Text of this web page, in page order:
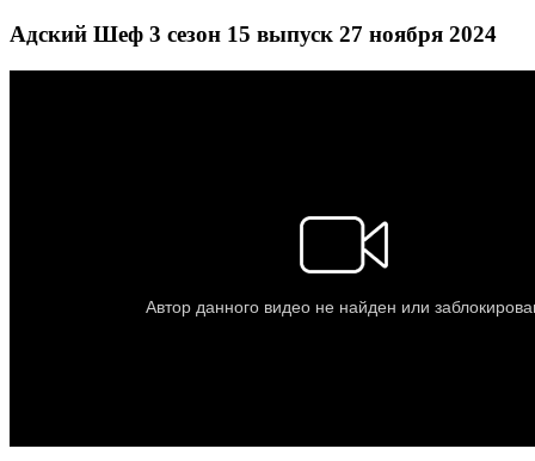
Адский Шеф 3 сезон 15 выпуск 27 ноября 2024